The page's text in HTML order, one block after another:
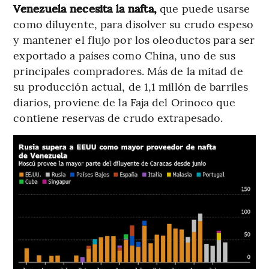
Venezuela necesita la nafta, que puede usarse
como diluyente, para disolver su crudo espeso
y mantener el flujo por los oleoductos para ser
exportado a países como China, uno de sus
principales compradores. Más de la mitad de
su producción actual, de 1,1 millón de barriles
diarios, proviene de la Faja del Orinoco que
contiene reservas de crudo extrapesado.